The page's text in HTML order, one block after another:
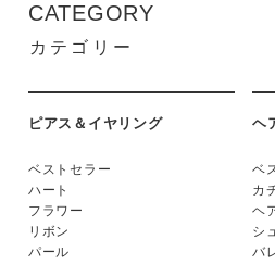
CATEGORY
カテゴリー
ピアス＆イヤリング
ベストセラー
ハート
フラワー
リボン
パール
ヘ
ベ
カ
ヘ
シ
バ